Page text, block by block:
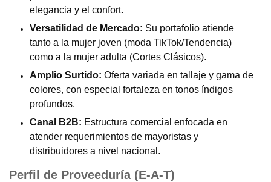
elegancia y el confort.
Versatilidad de Mercado: Su portafolio atiende
tanto a la mujer joven (moda TikTok/Tendencia)
como a la mujer adulta (Cortes Clásicos).
Amplio Surtido: Oferta variada en tallaje y gama de
colores, con especial fortaleza en tonos índigos
profundos.
Canal B2B: Estructura comercial enfocada en
atender requerimientos de mayoristas y
distribuidores a nivel nacional.
Perfil de Proveeduría (E-A-T)